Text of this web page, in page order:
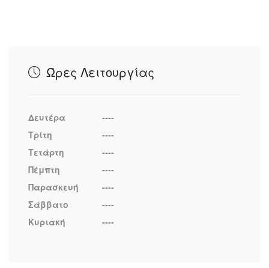
Ώρες Λειτουργίας
Δευτέρα
----
Τρίτη
----
Τετάρτη
----
Πέμπτη
----
Παρασκευή
----
Σάββατο
----
Κυριακή
----